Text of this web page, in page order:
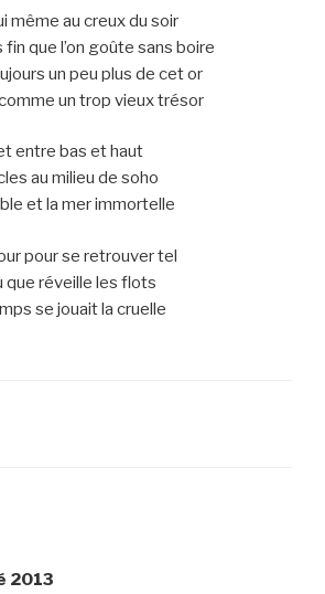
même au creux du soir
que l’on goûte sans boire
un peu plus de cet or
un trop vieux trésor
entre bas et haut
au milieu de soho
et la mer immortelle
pour se retrouver tel
que réveille les flots
se jouait la cruelle
2013